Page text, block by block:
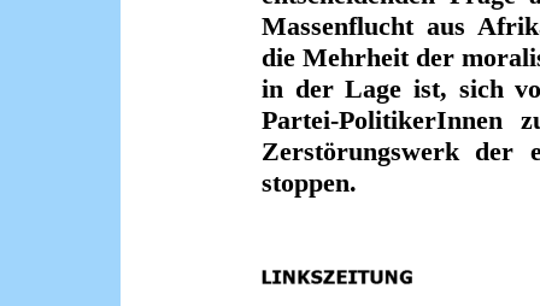
Massenflucht aus
die Mehrheit der
in der Lage ist, sich
Partei-PolitikerInnen
Zerstörungswerk der
stoppen.